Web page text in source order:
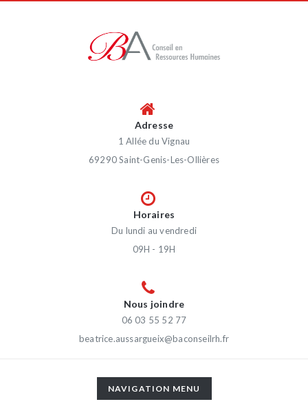
Adresse
1 Allée du Vignau
69290 Saint-Genis-Les-Ollières
Horaires
Du lundi au vendredi
09H - 19H
Nous joindre
06 03 55 52 77
beatrice.aussargueix@baconseilrh.fr
TOGGLE
NAVIGATION
NAVIGATION MENU